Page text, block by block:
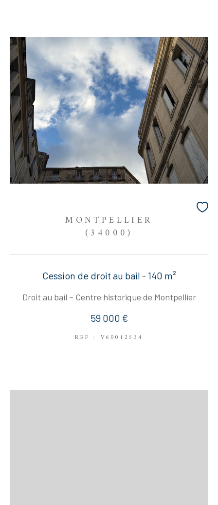
MONTPELLIER
(34000)
Cession de droit au bail - 140 m²
Droit au bail – Centre historique de Montpellier
59 000 €
REF : V60012534